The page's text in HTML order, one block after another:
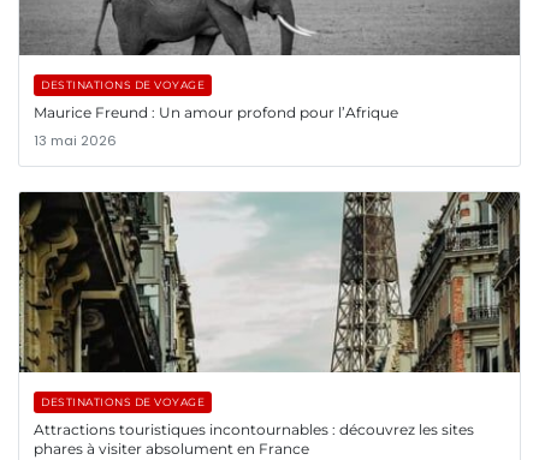
DESTINATIONS DE VOYAGE
Maurice Freund : Un amour profond pour l’Afrique
13 mai 2026
DESTINATIONS DE VOYAGE
Attractions touristiques incontournables : découvrez les sites
phares à visiter absolument en France